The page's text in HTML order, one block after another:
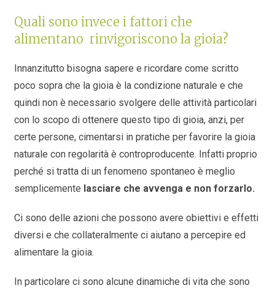
Quali sono invece i fattori che
alimentano rinvigoriscono la gioia?
Innanzitutto bisogna sapere e ricordare come scritto
poco sopra che la gioia è la condizione naturale e che
quindi non è necessario svolgere delle attività particolari
con lo scopo di ottenere questo tipo di gioia, anzi, per
certe persone, cimentarsi in pratiche per favorire la gioia
naturale con regolarità è controproducente. Infatti proprio
perché si tratta di un fenomeno spontaneo è meglio
semplicemente lasciare che avvenga e non forzarlo.
Ci sono delle azioni che possono avere obiettivi e effetti
diversi e che collateralmente ci aiutano a percepire ed
alimentare la gioia.
In particolare ci sono alcune dinamiche di vita che sono